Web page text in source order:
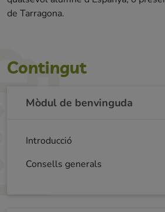
de Tarragona.
Contingut
Mòdul de benvinguda
Introducció
Consells generals